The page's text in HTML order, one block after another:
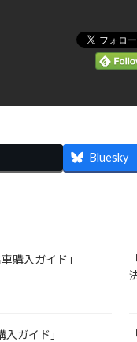
Bluesky
購入ガイド」
ガイド」